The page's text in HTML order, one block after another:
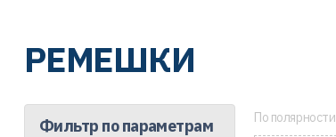
РЕМЕШКИ
Фильтр по параметрам По полярности